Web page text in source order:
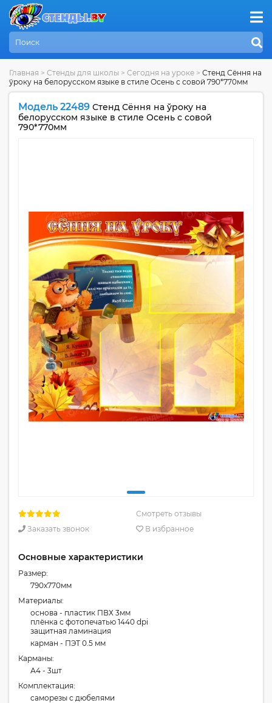
Главная > Стенды для школы > Сегодня на уроке > Стенд Сёння на
ўроку на белорусском языке в стиле Осень с совой 790*770мм
Модель 22489 Стенд Сёння на ўроку на
белорусском языке в стиле Осень с совой
790*770мм
Смотреть отзывы
Заказать звонок
В избранное
Основные характеристики
Размер:
790x770мм
Материалы:
основа - пластик ПВХ 3мм
плёнка с фотопечатью 1440 dpi
защитная ламинация
карман - ПЭТ 0.5 мм
Карманы:
А4 - 3шт
Комплектация:
cаморезы с дюбелями